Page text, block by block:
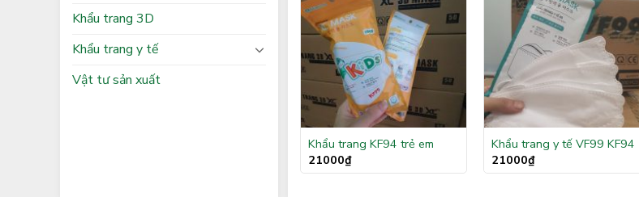
Khẩu trang 3D
Khẩu trang y tế
Vật tư sản xuất
Khẩu trang KF94 trẻ em
21000₫
Khẩu trang y tế VF99 KF94
21000₫